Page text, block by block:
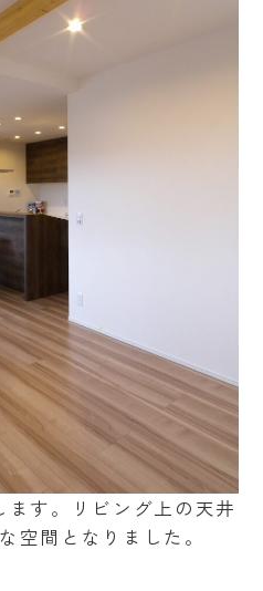
す。リビング上の天井
空間となりました。